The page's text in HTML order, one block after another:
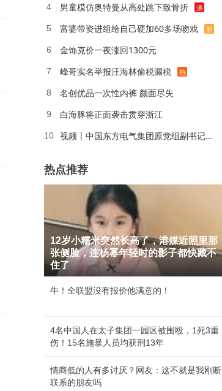
1
2
4 男童模仿奥特曼从高处跳下致骨折 沸
5 富婆带资进组给自己硬加60多场吻戏 新
6 金饰克价一夜涨回1300元
7 峰哥实名举报汪海林偷税漏税 热
8 名创优品一次性内裤 颜面尽失
9 白海豚将正面袭击贯穿浙江
10 视频丨中国东方电气集团原党组副书记、董事宋致远被查
热点推荐
12岁小糯米突然长高了，港媒近照里那
张侧脸，连杨幂年轻时的影子都快藏不
住了
牛！全联盟没有报价他满意的！
4名中国人在太子集团一园区被围殴，1死3重
伤！15名施暴人员均获刑13年
情商低的人有多讨厌？网友：这不就是我刚断
联系的朋友吗